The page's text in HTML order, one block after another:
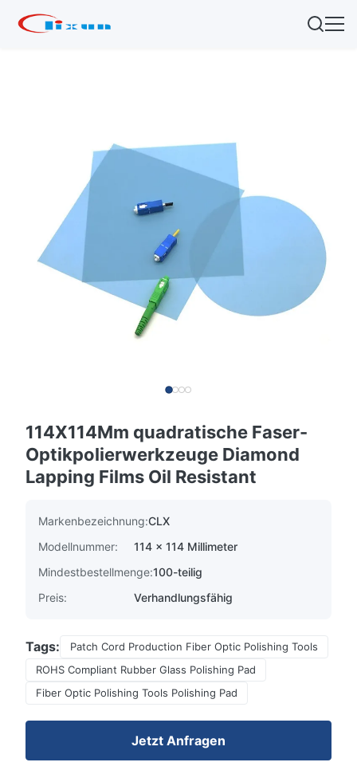
114X114Mm quadratische Faser-
Optikpolierwerkzeuge Diamond
Lapping Films Oil Resistant
Markenbezeichnung:CLX
Modellnummer:
114 x 114 Millimeter
Mindestbestellmenge:100-teilig
Preis:
Verhandlungsfähig
Tags:
Patch Cord Production Fiber Optic Polishing Tools
ROHS Compliant Rubber Glass Polishing Pad
Fiber Optic Polishing Tools Polishing Pad
Jetzt Anfragen